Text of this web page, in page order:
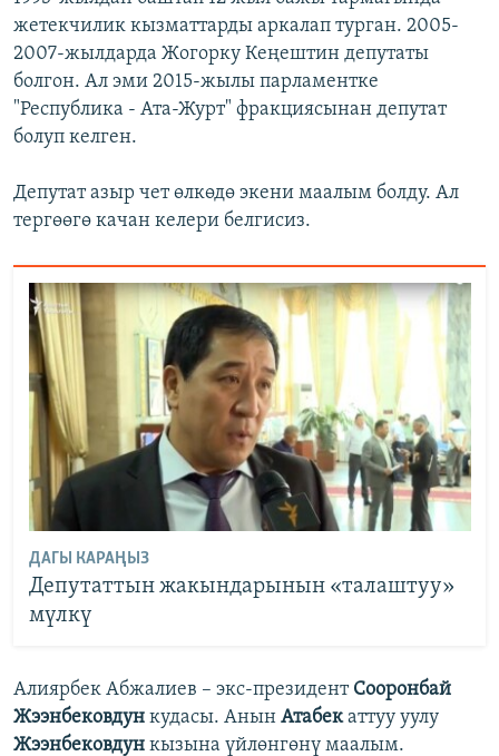
жетекчилик кызматтарды аркалап турган. 2005-
2007-жылдарда Жогорку Кеңештин депутаты
болгон. Ал эми 2015-жылы парламентке
"Республика - Ата-Журт" фракциясынан депутат
болуп келген.
Депутат азыр чет өлкөдө экени маалым болду. Ал
тергөөгө качан келери белгисиз.
ДАГЫ КАРАҢЫЗ
Депутаттын жакындарынын «талаштуу»
мүлкү
Алиярбек Абжалиев – экс-президент Сооронбай
Жээнбековдун кудасы. Анын Атабекаттуу уулу
Жээнбековдун кызына үйлөнгөнү маалым.